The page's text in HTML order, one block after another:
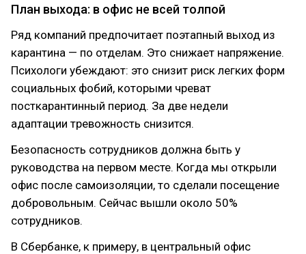
План выхода: в офис не всей толпой
Ряд компаний предпочитает поэтапный выход из
карантина — по отделам. Это снижает напряжение.
Психологи убеждают: это снизит риск легких форм
социальных фобий, которыми чреват
посткарантинный период. За две недели
адаптации тревожность снизится.
Безопасность сотрудников должна быть у
руководства на первом месте. Когда мы открыли
офис после самоизоляции, то сделали посещение
добровольным. Сейчас вышли около 50%
сотрудников.
В Сбербанке, к примеру, в центральный офис